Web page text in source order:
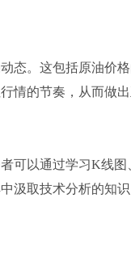
态。这包括原油价
情的节奏，从而做出
可以通过学习K线
汲取技术分析的知